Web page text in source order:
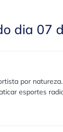
dia 07
por
esportes